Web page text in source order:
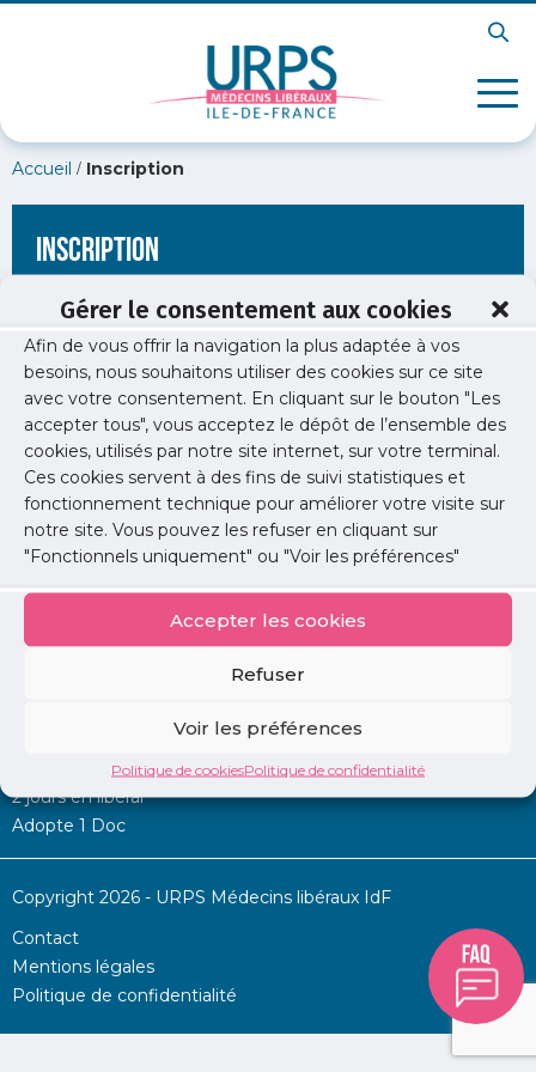
Gérer le consentement aux cookies
Afin de vous offrir la navigation la plus adaptée à vos
besoins, nous souhaitons utiliser des cookies sur ce site
avec votre consentement. En cliquant sur le bouton "Les
accepter tous", vous acceptez le dépôt de l’ensemble des
cookies, utilisés par notre site internet, sur votre terminal.
Ces cookies servent à des fins de suivi statistiques et
fonctionnement technique pour améliorer votre visite sur
notre site. Vous pouvez les refuser en cliquant sur
"Fonctionnels uniquement" ou "Voir les préférences"
Accepter les cookies
Refuser
Voir les préférences
Politique de cookiesPolitique de confidentialité
Accueil / Inscription
Inscription
[wppb-register form_name="inscription"
redirect_url="https://www.urps-med-idf.org/soiree-liberale-
cardiologie/cardio-2021/"]
Permanence d’aide à l’installation
2 jours en libéral
Adopte 1 Doc
Copyright 2026 - URPS Médecins libéraux IdF
Contact
Mentions légales
Politique de confidentialité